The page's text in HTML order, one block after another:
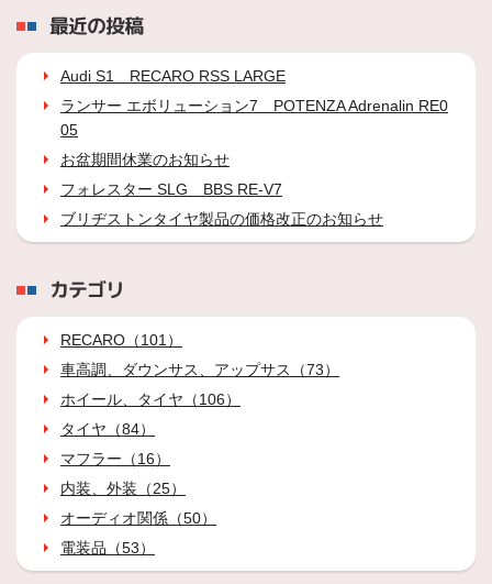
最近の投稿
Audi S1 RECARO RSS LARGE
ランサー エボリューション7 POTENZA Adrenalin RE0
05
お盆期間休業のお知らせ
フォレスター SLG BBS RE-V7
ブリヂストンタイヤ製品の価格改正のお知らせ
カテゴリ
RECARO（101）
車高調、ダウンサス、アップサス（73）
ホイール、タイヤ（106）
タイヤ（84）
マフラー（16）
内装、外装（25）
オーディオ関係（50）
電装品（53）